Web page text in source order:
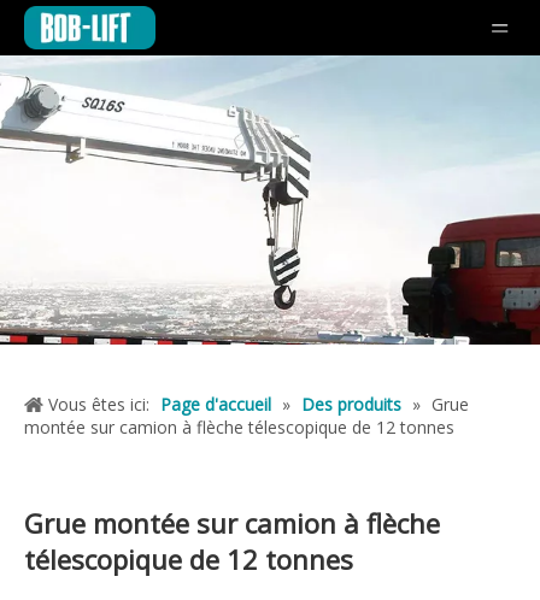
Vous êtes ici: Page d'accueil » Des produits » Grue
montée sur camion à flèche télescopique de 12 tonnes
Grue montée sur camion à flèche
télescopique de 12 tonnes